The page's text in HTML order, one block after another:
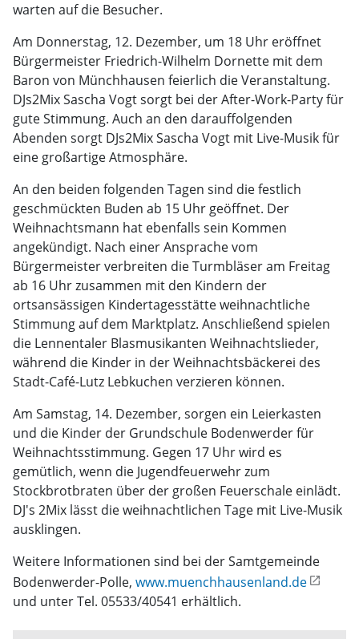
warten auf die Besucher.
Am Donnerstag, 12. Dezember, um 18 Uhr eröffnet
Bürgermeister Friedrich-Wilhelm Dornette mit dem
Baron von Münchhausen feierlich die Veranstaltung.
DJs2Mix Sascha Vogt sorgt bei der After-Work-Party für
gute Stimmung. Auch an den darauffolgenden
Abenden sorgt DJs2Mix Sascha Vogt mit Live-Musik für
eine großartige Atmosphäre.
An den beiden folgenden Tagen sind die festlich
geschmückten Buden ab 15 Uhr geöffnet. Der
Weihnachtsmann hat ebenfalls sein Kommen
angekündigt. Nach einer Ansprache vom
Bürgermeister verbreiten die Turmbläser am Freitag
ab 16 Uhr zusammen mit den Kindern der
ortsansässigen Kindertagesstätte weihnachtliche
Stimmung auf dem Marktplatz. Anschließend spielen
die Lennentaler Blasmusikanten Weihnachtslieder,
während die Kinder in der Weihnachtsbäckerei des
Stadt-Café-Lutz Lebkuchen verzieren können.
Am Samstag, 14. Dezember, sorgen ein Leierkasten
und die Kinder der Grundschule Bodenwerder für
Weihnachtsstimmung. Gegen 17 Uhr wird es
gemütlich, wenn die Jugendfeuerwehr zum
Stockbrotbraten über der großen Feuerschale einlädt.
DJ's 2Mix lässt die weihnachtlichen Tage mit Live-Musik
ausklingen.
Weitere Informationen sind bei der Samtgemeinde
Bodenwerder-Polle, www.muenchhausenland.de
und unter Tel. 05533/40541 erhältlich.